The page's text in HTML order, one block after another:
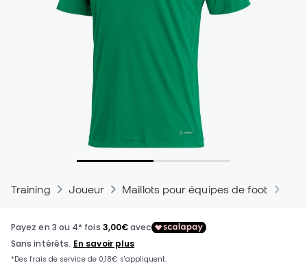
Training Joueur Maillots pour équipes de foot